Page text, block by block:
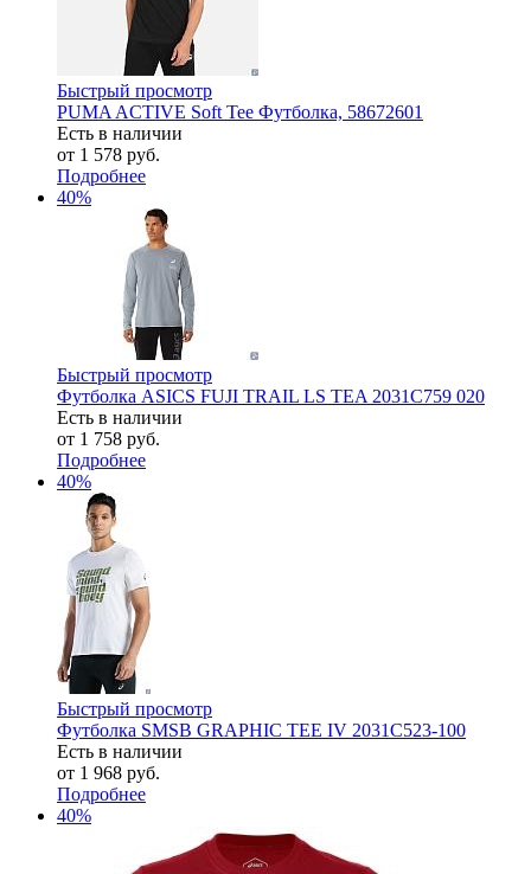
Быстрый просмотр
PUMA ACTIVE Soft Tee Футболка, 58672601
Есть в наличии
от 1 578 руб.
Подробнее
40%
Быстрый просмотр
Футболка ASICS FUJI TRAIL LS TEA 2031C759 020
Есть в наличии
от 1 758 руб.
Подробнее
40%
Быстрый просмотр
Футболка SMSB GRAPHIC TEE IV 2031C523-100
Есть в наличии
от 1 968 руб.
Подробнее
40%